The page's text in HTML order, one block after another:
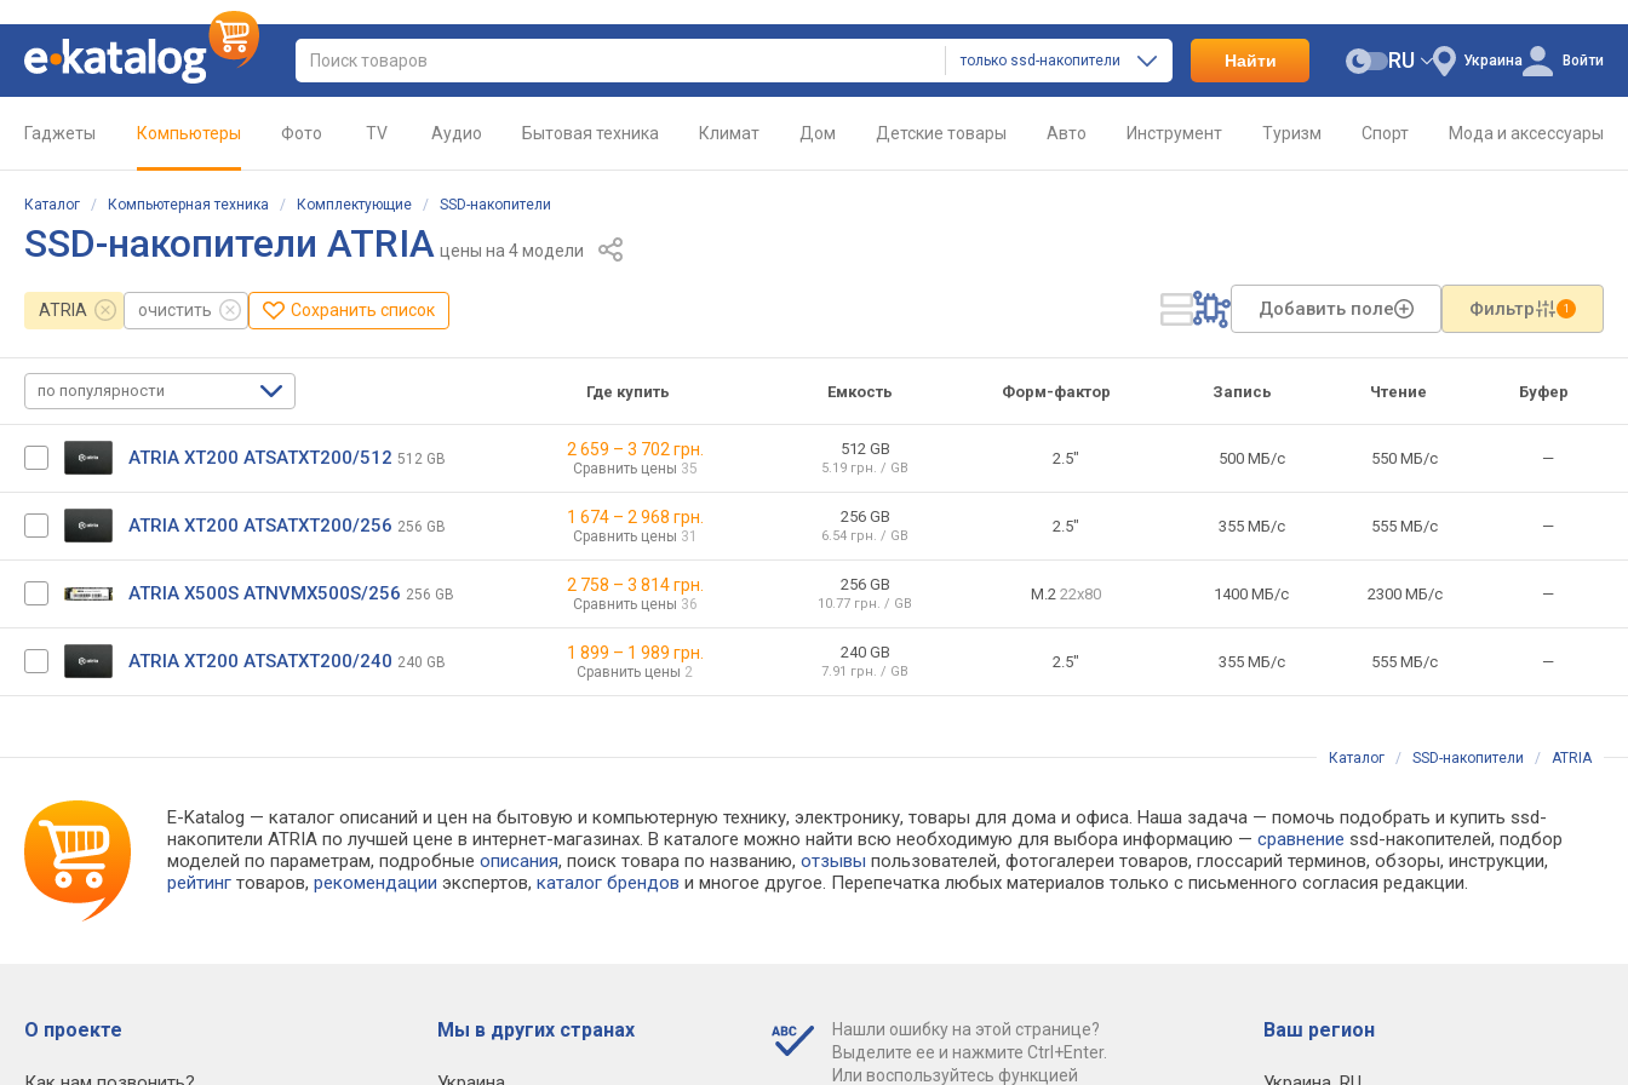
только ssd-накопители Найти Украина
RU Войти
Гаджеты Компьютеры Фото TV Аудио Бытовая техника Климат Дом Детские товары Авто Инструмент Туризм Спорт Мода и аксессуары
Каталог / Компьютерная техника / Комплектующие / SSD-накопители
SSD-накопители ATRIA цены на 4 модели
ATRIA очистить Сохранить список Добавить поле Фильтр 1
по популярности Где купить Емкость Форм-фактор Запись Чтение Буфер
ATRIA XT200 ATSATXT200/512 512 GB 2 659 – 3 702 грн.
Сравнить цены 35
512 GB
5.19 грн. / GB
2.5" 500 МБ/с 550 МБ/с —
ATRIA XT200 ATSATXT200/256 256 GB 1 674– 2 968 грн.
Сравнить цены 31
256 GB
6.54 грн. / GB
2.5" 355 МБ/с 555 МБ/с —
ATRIA X500S ATNVMX500S/256 256 GB 2 758 – 3 814грн.
Сравнить цены 36
256 GB
10.77 грн. / GB
M.2 22x80 1400 МБ/с 2300 МБ/с —
ATRIA XT200 ATSATXT200/240 240 GB 1 899 – 1 989 грн.
Сравнить цены 2
240 GB
7.91 грн. / GB
2.5" 355 МБ/с 555 МБ/с —
Каталог / SSD-накопители / ATRIA
E-Katalog — каталог описаний и цен на бытовую и компьютерную технику, электронику, товары для дома и офиса. Наша задача — помочь подобрать и купить ssd-
накопители ATRIA по лучшей цене в интернет-магазинах. В каталоге можно найти всю необходимую для выбора информацию —сравнение ssd-накопителей, подбор
моделей по параметрам, подробныеописания, поиск товара по названию,отзывы пользователей, фотогалереи товаров, глоссарий терминов, обзоры, инструкции,
рейтинг товаров,рекомендации экспертов,каталог брендов и многое другое. Перепечатка любых материалов только с письменного согласия редакции.
О проекте Мы в других странах
Нашли ошибку на этой странице?
Выделите ее и нажмите Ctrl+Enter.
Или воспользуйтесь функцией
Ваш регион